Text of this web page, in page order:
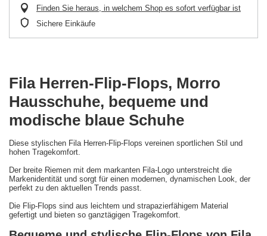
Finden Sie heraus, in welchem Shop es sofort verfügbar ist
Sichere Einkäufe
Fila Herren-Flip-Flops, Morro
Hausschuhe, bequeme und
modische blaue Schuhe
Diese stylischen Fila Herren-Flip-Flops vereinen sportlichen Stil und
hohen Tragekomfort.
Der breite Riemen mit dem markanten Fila-Logo unterstreicht die
Markenidentität und sorgt für einen modernen, dynamischen Look, der
perfekt zu den aktuellen Trends passt.
Die Flip-Flops sind aus leichtem und strapazierfähigem Material
gefertigt und bieten so ganztägigen Tragekomfort.